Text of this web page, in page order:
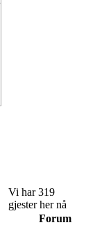
Vi har 319
gjester her nå
Forum